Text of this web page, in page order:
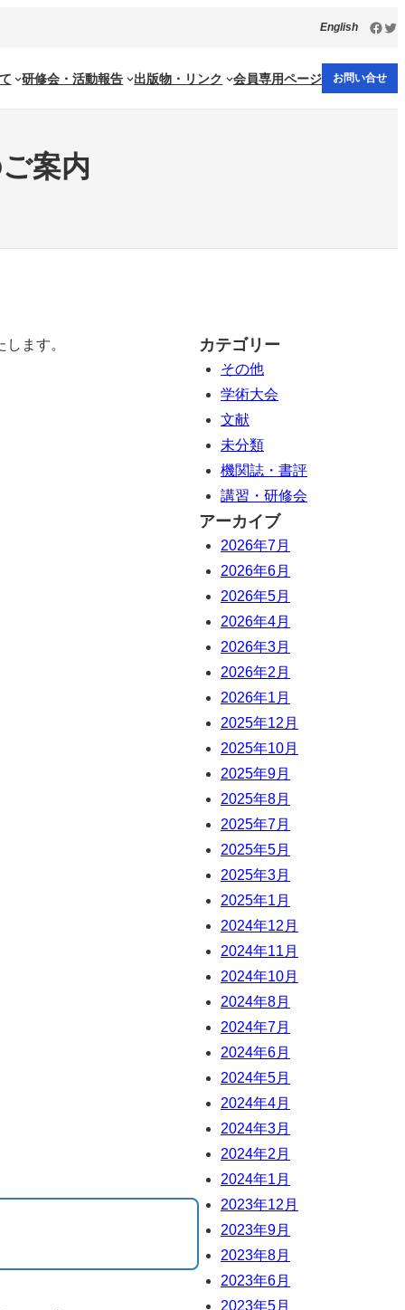
English
研修会・活動報告 出版物・リンク 会員専用ページ お問い合せ
案内
ます。 カテゴリー
その他
学術大会
文献
未分類
機関誌・書評
講習・研修会
アーカイブ
2026年7月
2026年6月
2026年5月
2026年4月
2026年3月
2026年2月
2026年1月
2025年12月
2025年10月
2025年9月
2025年8月
2025年7月
2025年5月
2025年3月
2025年1月
2024年12月
2024年11月
2024年10月
2024年8月
2024年7月
2024年6月
2024年5月
2024年4月
2024年3月
2024年2月
2024年1月
2023年12月
2023年9月
2023年8月
2023年6月
2023年5月